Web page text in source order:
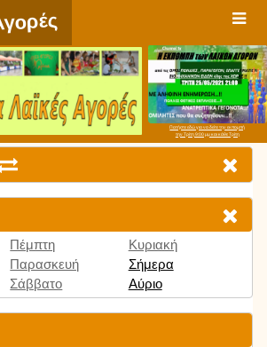
Πατήστε εδώ για να δείτε την εκπομπή
την Τρίτη 9:00 μμ και κάθε Τρίτη
Πέμπτη
Παρασκευή
Σάββατο
Κυριακή
Σήμερα
Αύριο